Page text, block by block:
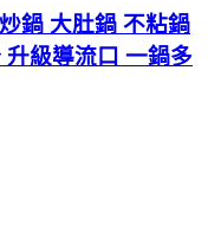
鍋 大肚鍋 不粘鍋
級導流口 一鍋多